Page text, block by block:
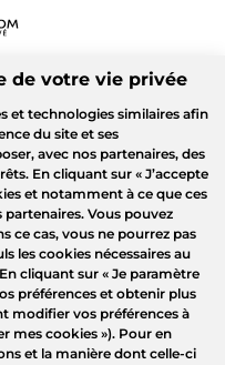
de votre vie privée
et technologies similaires afin
du site et ses
avec nos partenaires, des
En cliquant sur « J’accepte
et notamment à ce que ces
Vous pouvez
ce cas, vous ne pourrez pas
les cookies nécessaires au
cliquant sur« Je paramètre
préférences et obtenir plus
modifier vos préférences à
mes cookies »). Pour en
et la manière dont celle-ci